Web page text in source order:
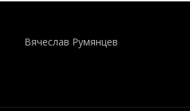
Вячеслав Румянцев